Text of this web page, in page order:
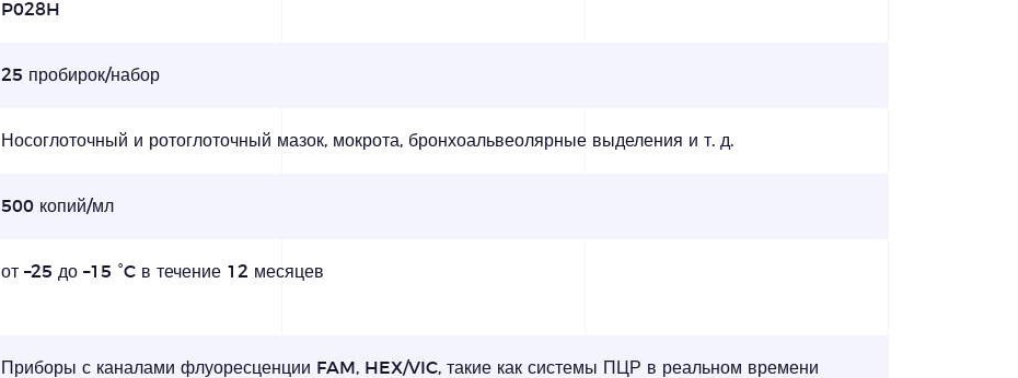
P028H
25 пробирок/набор
Носоглоточный и ротоглоточный мазок, мокрота, бронхоальвеолярные выделения и т. д.
500 копий/мл
от –25 до –15 °C в течение 12 месяцев
Приборы с каналами флуоресценции FAM, HEX/VIC, такие как системы ПЦР в реальном времени